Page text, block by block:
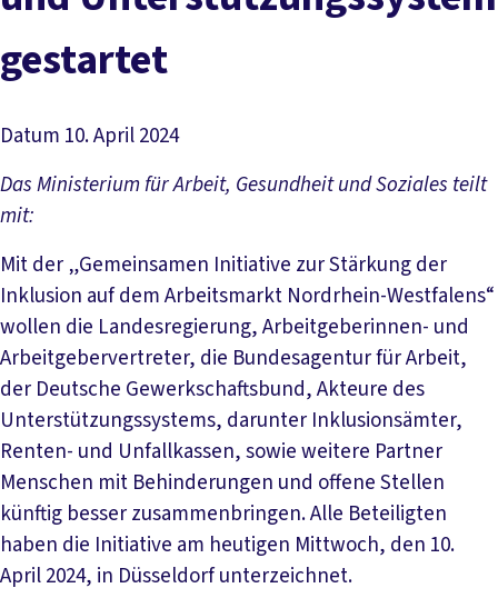
ge­st­ar­tet
Datum 10. April 2024
Das Ministerium für Arbeit, Gesundheit und Soziales teilt
mit:
Mit der „Gemeinsamen Initiative zur Stärkung der
Inklusion auf dem Arbeitsmarkt Nordrhein-Westfalens“
wollen die Landesregierung, Arbeitgeberinnen- und
Arbeitgebervertreter, die Bundesagentur für Arbeit,
der Deutsche Gewerkschaftsbund, Akteure des
Unterstützungssystems, darunter Inklusionsämter,
Renten- und Unfallkassen, sowie weitere Partner
Menschen mit Behinderungen und offene Stellen
künftig besser zusammenbringen. Alle Beteiligten
haben die Initiative am heutigen Mittwoch, den 10.
April 2024, in Düsseldorf unterzeichnet.